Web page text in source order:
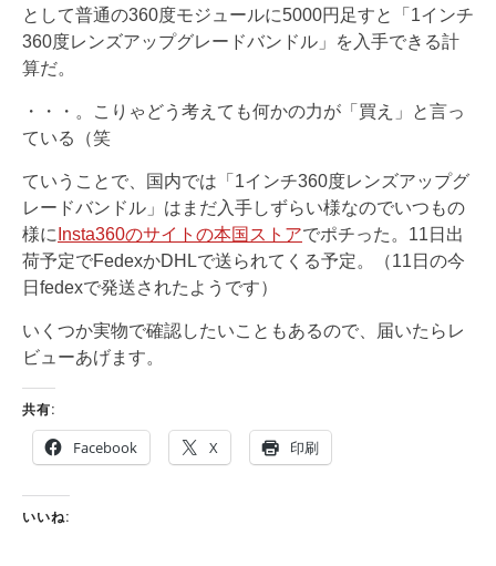
として普通の360度モジュールに5000円足すと「1インチ
360度レンズアップグレードバンドル」を入手できる計
算だ。
・・・。こりゃどう考えても何かの力が「買え」と言っ
ている（笑
ていうことで、国内では「1インチ360度レンズアップグ
レードバンドル」はまだ入手しずらい様なのでいつもの
様に Insta360のサイトの本国ストアでポチった。11日出
荷予定でFedexかDHLで送られてくる予定。（11日の今
日fedexで発送されたようです）
いくつか実物で確認したいこともあるので、届いたらレ
ビューあげます。
共有:
Facebook X 印刷
いいね: